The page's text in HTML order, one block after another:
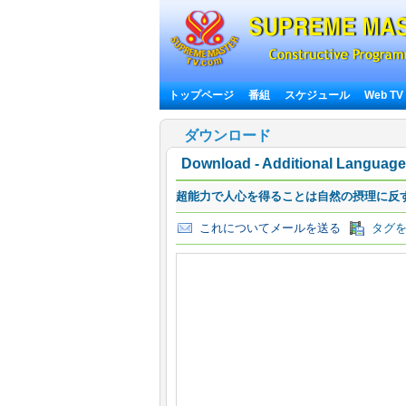
トップページ 番組 スケジュール Web TV
ダウンロード
Download - Additional
超能力で人心を得ることは自然の摂理に
これについてメールを送る タグを